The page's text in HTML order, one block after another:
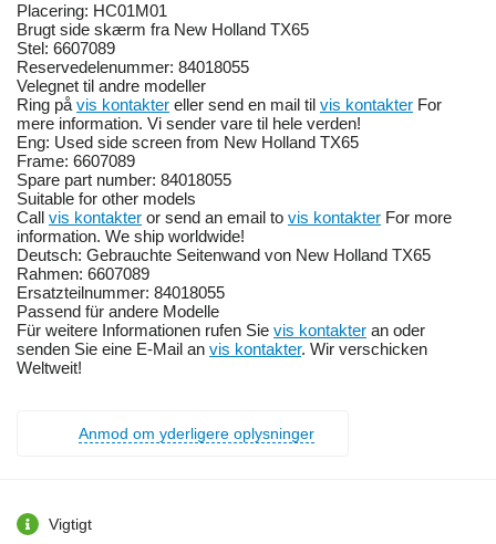
Placering: HC01M01
Brugt side skærm fra New Holland TX65
Stel: 6607089
Reservedelenummer: 84018055
Velegnet til andre modeller
Ring på vis kontakter eller send en mail til vis kontakter For
mere information. Vi sender vare til hele verden!
Eng: Used side screen from New Holland TX65
Frame: 6607089
Spare part number: 84018055
Suitable for other models
Call vis kontakter or send an email to vis kontakter For more
information. We ship worldwide!
Deutsch: Gebrauchte Seitenwand von New Holland TX65
Rahmen: 6607089
Ersatzteilnummer: 84018055
Passend für andere Modelle
Für weitere Informationen rufen Sie vis kontakter an oder
senden Sie eine E-Mail an vis kontakter. Wir verschicken
Weltweit!
Anmod om yderligere oplysninger
Vigtigt